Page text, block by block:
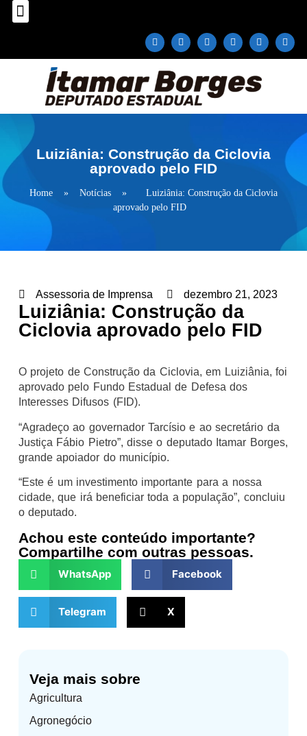
Luiziânia: Construção da Ciclovia
aprovado pelo FID
Home » Notícias »
Luiziânia: Construção da Ciclovia
aprovado pelo FID
Veja mais sobre
Agricultura
Agronegócio
Assessoria de Imprensa dezembro 21, 2023
Luiziânia: Construção da
Ciclovia aprovado pelo FID
O projeto de Construção da Ciclovia, em Luiziânia, foi
aprovado pelo Fundo Estadual de Defesa dos
Interesses Difusos (FID).
“Agradeço ao governador Tarcísio e ao secretário da
Justiça Fábio Pietro”, disse o deputado Itamar Borges,
grande apoiador do município.
“Este é um investimento importante para a nossa
cidade, que irá beneficiar toda a população”, concluiu
o deputado.
Achou este conteúdo importante?
Compartilhe com outras pessoas.
WhatsApp Facebook
Telegram X